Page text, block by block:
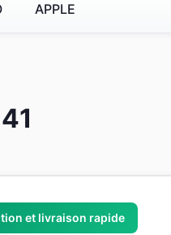
APPLE
et livraison rapide